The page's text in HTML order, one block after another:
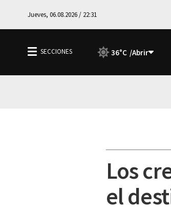
Jueves, 06.08.2026 / 22:31
36°C
Los
el